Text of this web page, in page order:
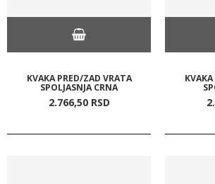
KVAKA PRED/ZAD VRATA
SPOLJASNJA CRNA
2.766,50 RSD